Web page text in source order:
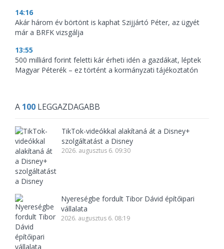
14:16
Akár három év börtönt is kaphat Szijjártó Péter, az ügyét
már a BRFK vizsgálja
13:55
500 milliárd forint feletti kár érheti idén a gazdákat, léptek
Magyar Péterék – ez történt a kormányzati tájékoztatón
A 100 LEGGAZDAGABB
TikTok-videókkal alakítaná át a Disney+
szolgáltatást a Disney
2026. augusztus 6. 09:30
Nyereségbe fordult Tibor Dávid építőipari
vállalata
2026. augusztus 6. 08:19